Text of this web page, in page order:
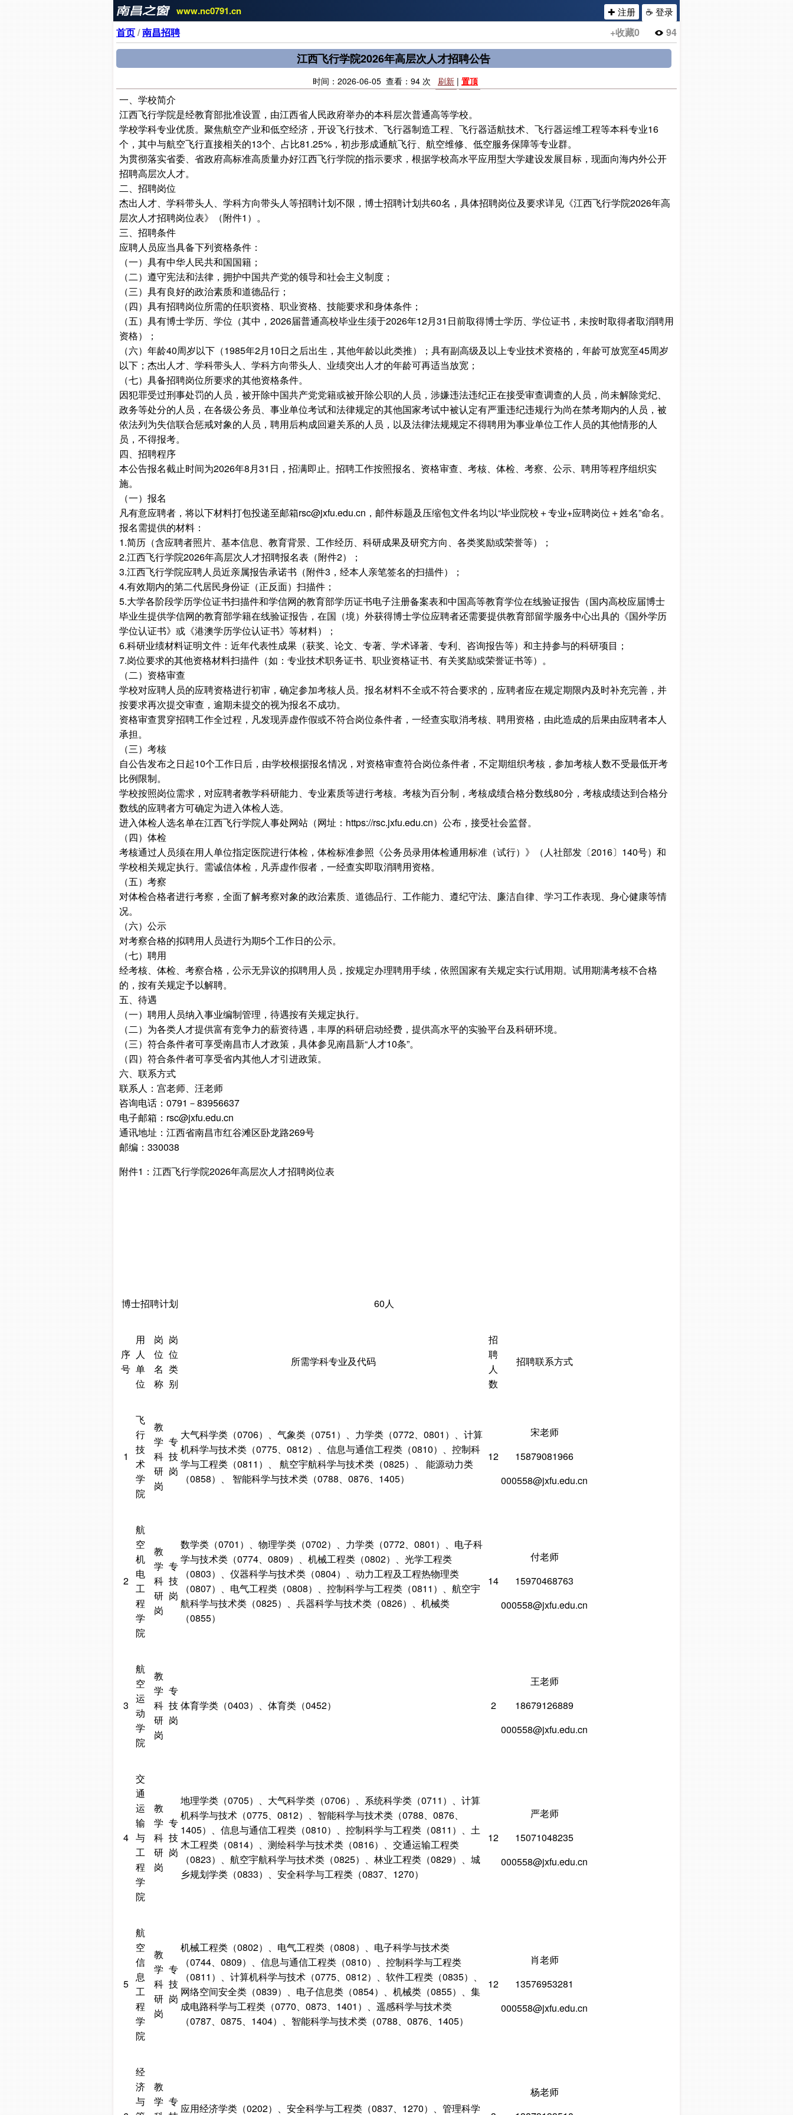
www.nc0791.cn ☕ 登录
✚ 注册
+收藏0 94
首页/南昌招聘
江西飞行学院2026年高层次人才招聘公告
时间：2026-06-05 查看：94 次 刷新 | 置顶
一、学校简介
江西飞行学院是经教育部批准设置，由江西省人民政府举办的本科层次普通高等学校。
学校学科专业优质。聚焦航空产业和低空经济，开设飞行技术、飞行器制造工程、飞行器适航技术、飞行器运维工程等本科专业16
个，其中与航空飞行直接相关的13个、占比81.25%，初步形成通航飞行、航空维修、低空服务保障等专业群。
为贯彻落实省委、省政府高标准高质量办好江西飞行学院的指示要求，根据学校高水平应用型大学建设发展目标，现面向海内外公开
招聘高层次人才。
二、招聘岗位
杰出人才、学科带头人、学科方向带头人等招聘计划不限，博士招聘计划共60名，具体招聘岗位及要求详见《江西飞行学院2026年高
层次人才招聘岗位表》（附件1）。
三、招聘条件
应聘人员应当具备下列资格条件：
（一）具有中华人民共和国国籍；
（二）遵守宪法和法律，拥护中国共产党的领导和社会主义制度；
（三）具有良好的政治素质和道德品行；
（四）具有招聘岗位所需的任职资格、职业资格、技能要求和身体条件；
（五）具有博士学历、学位（其中，2026届普通高校毕业生须于2026年12月31日前取得博士学历、学位证书，未按时取得者取消聘用
资格）；
（六）年龄40周岁以下（1985年2月10日之后出生，其他年龄以此类推）；具有副高级及以上专业技术资格的，年龄可放宽至45周岁
以下；杰出人才、学科带头人、学科方向带头人、业绩突出人才的年龄可再适当放宽；
（七）具备招聘岗位所要求的其他资格条件。
因犯罪受过刑事处罚的人员，被开除中国共产党党籍或被开除公职的人员，涉嫌违法违纪正在接受审查调查的人员，尚未解除党纪、
政务等处分的人员，在各级公务员、事业单位考试和法律规定的其他国家考试中被认定有严重违纪违规行为尚在禁考期内的人员，被
依法列为失信联合惩戒对象的人员，聘用后构成回避关系的人员，以及法律法规规定不得聘用为事业单位工作人员的其他情形的人
员，不得报考。
四、招聘程序
本公告报名截止时间为2026年8月31日，招满即止。招聘工作按照报名、资格审查、考核、体检、考察、公示、聘用等程序组织实
施。
（一）报名
凡有意应聘者，将以下材料打包投递至邮箱rsc@jxfu.edu.cn，邮件标题及压缩包文件名均以“毕业院校＋专业+应聘岗位＋姓名”命名。
报名需提供的材料：
1.简历（含应聘者照片、基本信息、教育背景、工作经历、科研成果及研究方向、各类奖励或荣誉等）；
2.江西飞行学院2026年高层次人才招聘报名表（附件2）；
3.江西飞行学院应聘人员近亲属报告承诺书（附件3，经本人亲笔签名的扫描件）；
4.有效期内的第二代居民身份证（正反面）扫描件；
5.大学各阶段学历学位证书扫描件和学信网的教育部学历证书电子注册备案表和中国高等教育学位在线验证报告（国内高校应届博士
毕业生提供学信网的教育部学籍在线验证报告，在国（境）外获得博士学位应聘者还需要提供教育部留学服务中心出具的《国外学历
学位认证书》或《港澳学历学位认证书》等材料）；
6.科研业绩材料证明文件：近年代表性成果（获奖、论文、专著、学术译著、专利、咨询报告等）和主持参与的科研项目；
7.岗位要求的其他资格材料扫描件（如：专业技术职务证书、职业资格证书、有关奖励或荣誉证书等）。
（二）资格审查
学校对应聘人员的应聘资格进行初审，确定参加考核人员。报名材料不全或不符合要求的，应聘者应在规定期限内及时补充完善，并
按要求再次提交审查，逾期未提交的视为报名不成功。
资格审查贯穿招聘工作全过程，凡发现弄虚作假或不符合岗位条件者，一经查实取消考核、聘用资格，由此造成的后果由应聘者本人
承担。
（三）考核
自公告发布之日起10个工作日后，由学校根据报名情况，对资格审查符合岗位条件者，不定期组织考核，参加考核人数不受最低开考
比例限制。
学校按照岗位需求，对应聘者教学科研能力、专业素质等进行考核。考核为百分制，考核成绩合格分数线80分，考核成绩达到合格分
数线的应聘者方可确定为进入体检人选。
进入体检人选名单在江西飞行学院人事处网站（网址：https://rsc.jxfu.edu.cn）公布，接受社会监督。
（四）体检
考核通过人员须在用人单位指定医院进行体检，体检标准参照《公务员录用体检通用标准（试行）》（人社部发〔2016〕140号）和
学校相关规定执行。需诚信体检，凡弄虚作假者，一经查实即取消聘用资格。
（五）考察
对体检合格者进行考察，全面了解考察对象的政治素质、道德品行、工作能力、遵纪守法、廉洁自律、学习工作表现、身心健康等情
况。
（六）公示
对考察合格的拟聘用人员进行为期5个工作日的公示。
（七）聘用
经考核、体检、考察合格，公示无异议的拟聘用人员，按规定办理聘用手续，依照国家有关规定实行试用期。试用期满考核不合格
的，按有关规定予以解聘。
五、待遇
（一）聘用人员纳入事业编制管理，待遇按有关规定执行。
（二）为各类人才提供富有竞争力的薪资待遇，丰厚的科研启动经费，提供高水平的实验平台及科研环境。
（三）符合条件者可享受南昌市人才政策，具体参见南昌新“人才10条”。
（四）符合条件者可享受省内其他人才引进政策。
六、联系方式
联系人：宫老师、汪老师
咨询电话：0791－83956637
电子邮箱：rsc@jxfu.edu.cn
通讯地址：江西省南昌市红谷滩区卧龙路269号
邮编：330038
附件1：江西飞行学院2026年高层次人才招聘岗位表
博士招聘计划 60人
序
号
用
人
单
位
岗
位
名
称
岗
位
类
别
所需学科专业及代码
招
聘
人
数
招聘联系方式
1
飞
行
技
术
学
院
教
学
科
研
岗
专
技
岗
大气科学类（0706）、气象类（0751）、力学类（0772、0801）、计算
机科学与技术类（0775、0812）、信息与通信工程类（0810）、控制科
学与工程类（0811）、 航空宇航科学与技术类（0825）、 能源动力类
（0858）、 智能科学与技术类（0788、0876、1405）
12
宋老师
15879081966
000558@jxfu.edu.cn
2
航
空
机
电
工
程
学
院
教
学
科
研
岗
专
技
岗
数学类（0701）、物理学类（0702）、力学类（0772、0801）、电子科
学与技术类（0774、0809）、机械工程类（0802）、光学工程类
（0803）、仪器科学与技术类（0804）、动力工程及工程热物理类
（0807）、电气工程类（0808）、控制科学与工程类（0811）、航空宇
航科学与技术类（0825）、兵器科学与技术类（0826）、机械类
（0855）
14
付老师
15970468763
000558@jxfu.edu.cn
3
航
空
运
动
学
院
教
学
科
研
岗
专
技
岗
体育学类（0403）、体育类（0452） 2
王老师
18679126889
000558@jxfu.edu.cn
4
交
通
运
输
与
工
程
学
院
教
学
科
研
岗
专
技
岗
地理学类（0705）、大气科学类（0706）、系统科学类（0711）、计算
机科学与技术（0775、0812）、智能科学与技术类（0788、0876、
1405）、信息与通信工程类（0810）、控制科学与工程类（0811）、土
木工程类（0814）、测绘科学与技术类（0816）、交通运输工程类
（0823）、航空宇航科学与技术类（0825）、林业工程类（0829）、城
乡规划学类（0833）、安全科学与工程类（0837、1270）
12
严老师
15071048235
000558@jxfu.edu.cn
5
航
空
信
息
工
程
学
院
教
学
科
研
岗
专
技
岗
机械工程类（0802）、电气工程类（0808）、电子科学与技术类
（0744、0809）、信息与通信工程类（0810）、控制科学与工程类
（0811）、计算机科学与技术（0775、0812）、软件工程类（0835）、
网络空间安全类（0839）、电子信息类（0854）、机械类（0855）、集
成电路科学与工程类（0770、0873、1401）、遥感科学与技术类
（0787、0875、1404）、智能科学与技术类（0788、0876、1405）
12
肖老师
13576953281
000558@jxfu.edu.cn
经
济
与
教
学 专
应用经济学类（0202）、安全科学与工程类（0837、1270）、管理科学
杨老师